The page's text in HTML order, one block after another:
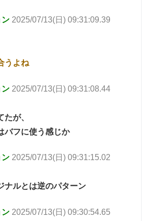
ン 2025/07/13(日) 09:31:09.39
うよね
ン 2025/07/13(日) 09:31:08.44
が、
バフに使う感じか
ン 2025/07/13(日) 09:31:15.02
ナルとは逆のパターン
ン 2025/07/13(日) 09:30:54.65